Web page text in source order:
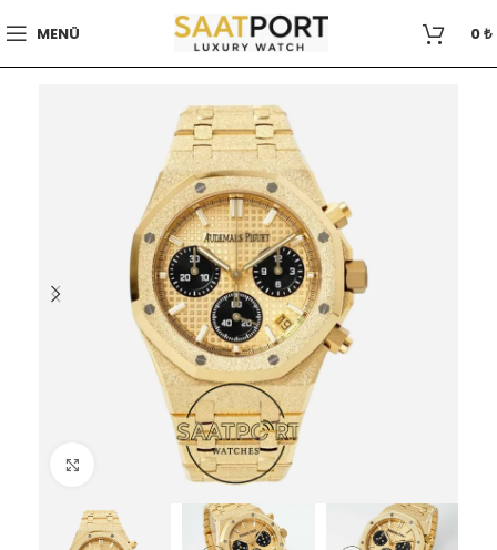
MENÜ 0₺
Büyütmek için tıklayın